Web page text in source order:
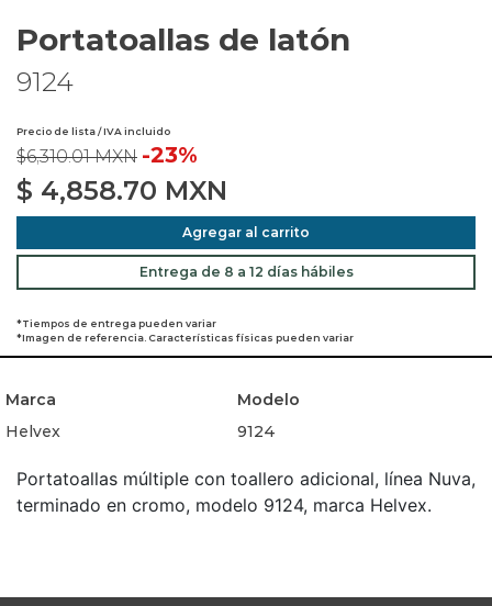
Portatoallas de latón
9124
Precio de lista / IVA incluido
$6,310.01 MXN -23%
$ 4,858.70 MXN
Agregar al carrito
Entrega de 8 a 12 días hábiles
*Tiempos de entrega pueden variar
*Imagen de referencia. Características físicas pueden variar
Marca
Modelo
Helvex
9124
Portatoallas múltiple con toallero adicional, línea Nuva,
terminado en cromo, modelo 9124, marca Helvex.